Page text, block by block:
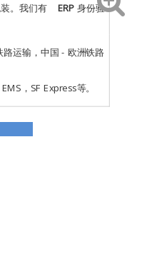
装。我们有 ERP 身份验
运输，中国 - 欧洲铁路
，SF Express等。